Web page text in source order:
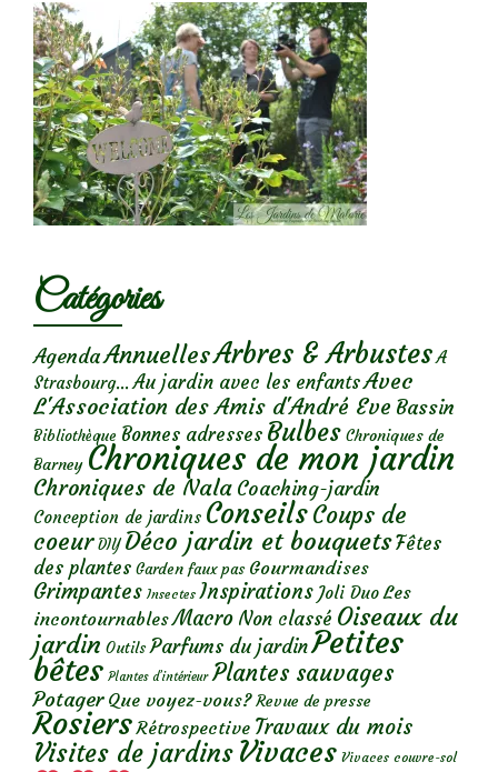
Catégories
AgendaAnnuellesArbres & Arbustes A
Strasbourg... Au jardin avec les enfantsAvec
L'Association des Amis d'André Eve Bassin
Bibliothèque Bonnes adresses Bulbes Chroniques de
Barney Chroniques de mon jardin
Chroniques de Nala Coaching-jardin
Conception de jardins ConseilsCoups de
coeur DIY Déco jardin et bouquetsFêtes
des plantes Garden faux pas Gourmandises
Grimpantes Insectes Inspirations Joli Duo Les
incontournables Macro Non classé Oiseaux du
jardin Outils Parfums du jardinPetites
bêtes Plantes d’intérieur Plantes sauvages
Potager Que voyez-vous? Revue de presse
Rosiers Rétrospective Travaux du mois
Visites de jardins Vivaces Vivaces couvre-sol